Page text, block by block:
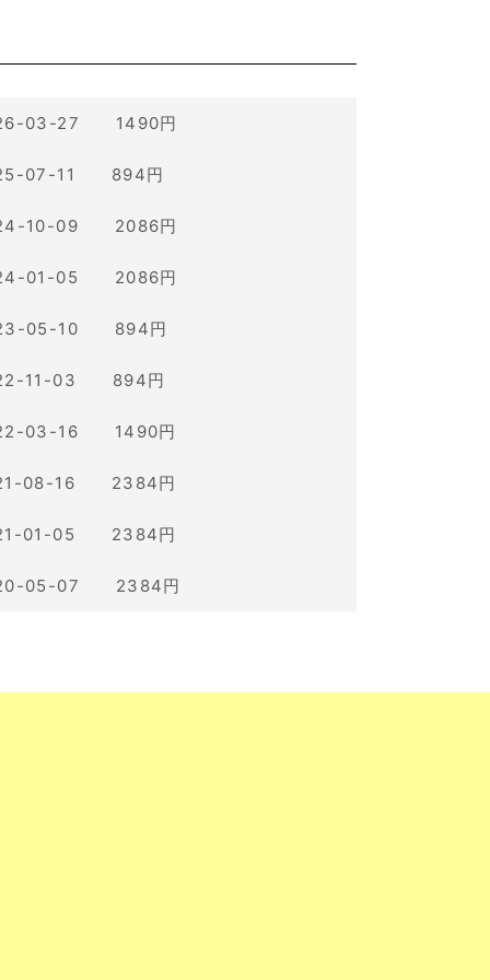
03-27 1490円
07-11 894円
10-09 2086円
01-05 2086円
05-10 894円
11-03 894円
03-16 1490円
08-16 2384円
01-05 2384円
05-07 2384円